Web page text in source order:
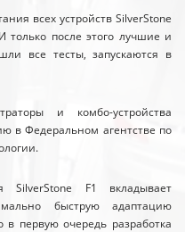
всех устройств SilverStone
только после этого лучшие и
все тесты, запускаются в
и комбо-устройства
в Федеральном агентстве по
F1 вкладывает
быструю адаптацию
в первую очередь разработка